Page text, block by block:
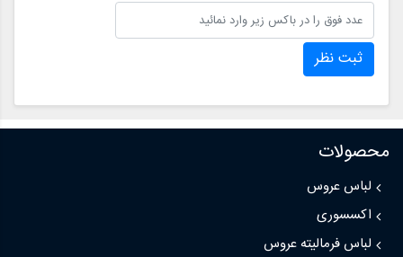
ثبت نظر
محصولات
لباس عروس
اکسسوری
لباس فرمالیته عروس